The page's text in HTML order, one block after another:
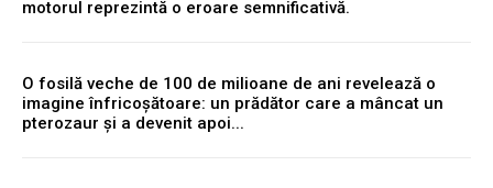
motorul reprezintă o eroare semnificativă.
O fosilă veche de 100 de milioane de ani revelează o
imagine înfricoșătoare: un prădător care a mâncat un
pterozaur și a devenit apoi...